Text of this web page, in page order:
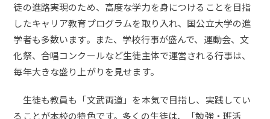
徒の進路実現のため、高度な学力を身につけることを目指
したキャリア教育プログラムを取り入れ、国公立大学の進
学者も多数います。また、学校行事が盛んで、運動会、文
化祭、合唱コンクールなど生徒主体で運営される行事は、
毎年大きな盛り上がりを見せます。
生徒も教員も「文武両道」を本気で目指し、実践してい
ることが本校の特色です。多くの生徒は、「勉強・班活